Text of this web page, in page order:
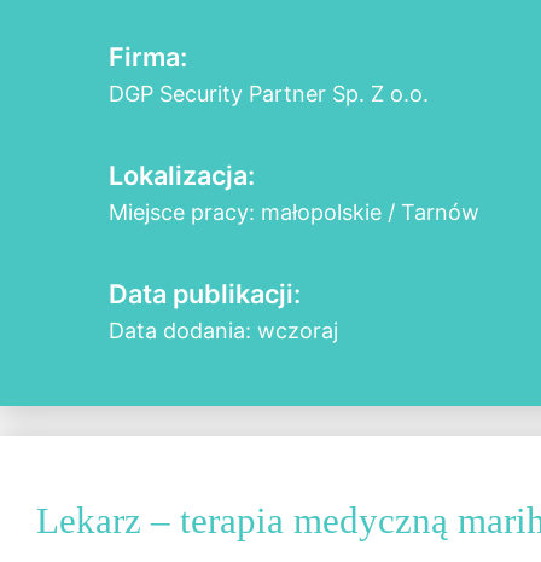
Firma:
DGP Security Partner Sp. Z o.o.
Lokalizacja:
Miejsce pracy: małopolskie / Tarnów
Data publikacji:
Data dodania: wczoraj
Lekarz – terapia medyczną